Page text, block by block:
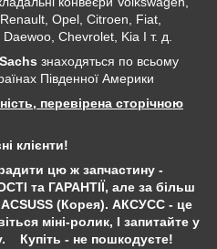
Opel, Citroen, Fiat,
Chevrolet, Kia І т. д.
Sachs знаходяться по всьому
Південної Америки
перевірена сторічною
клієнти!
цю ж запчастину -
та ГАРАНТІЇ, але за більш
ACSUSS (Корея). АКСУСС - це
міні-ролик, І запитайте у
Купіть - не пошкодуєте!